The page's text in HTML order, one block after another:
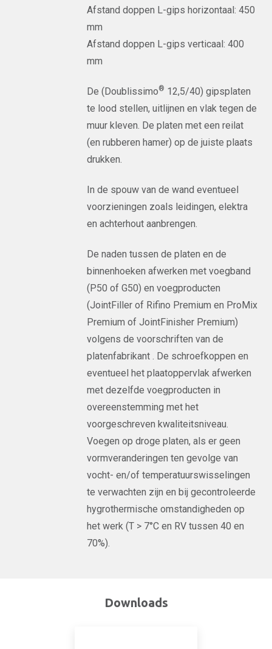
Afstand doppen L-gips horizontaal: 450
mm
Afstand doppen L-gips verticaal: 400
mm
De (Doublissimo® 12,5/40) gipsplaten
te lood stellen, uitlijnen en vlak tegen de
muur kleven. De platen met een reilat
(en rubberen hamer) op de juiste plaats
drukken.
In de spouw van de wand eventueel
voorzieningen zoals leidingen, elektra
en achterhout aanbrengen.
De naden tussen de platen en de
binnenhoeken afwerken met voegband
(P50 of G50) en voegproducten
(JointFiller of Rifino Premium en ProMix
Premium of JointFinisher Premium)
volgens de voorschriften van de
platenfabrikant . De schroefkoppen en
eventueel het plaatoppervlak afwerken
met dezelfde voegproducten in
overeenstemming met het
voorgeschreven kwaliteitsniveau.
Voegen op droge platen, als er geen
vormveranderingen ten gevolge van
vocht- en/of temperatuurswisselingen
te verwachten zijn en bij gecontroleerde
hygrothermische omstandigheden op
het werk (T > 7°C en RV tussen 40 en
70%).
Downloads